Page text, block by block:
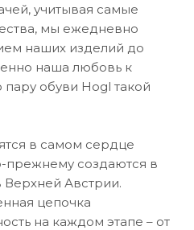
учитывая самые
мы ежедневно
наших изделий до
наша любовь к
обуви Hogl такой
в самом сердце
прежнему создаются в
Австрии.
цепочка
на каждом этапе – от